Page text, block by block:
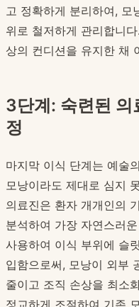
고 정확하게 분리하여, 모
위로 철저하게 관리합니
상의 컨디션을 유지한 채
3단계: 숙련된 의
정
마지막 이식 단계는 예술
모낭이라도 제대로 심지
의료진은 환자 개개인의
분석하여 가장 자연스러
사용하여 이식 부위에 슬
입함으로써, 모낭이 외부
줄이고 조직 손상을 최소